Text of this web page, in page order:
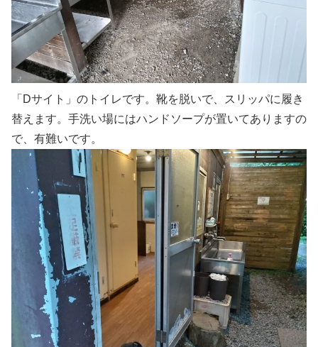
「Dサイト」のトイレです。靴を脱いで、スリッパに履き
替えます。手洗い場にはハンドソープが置いてありますの
で、有難いです。